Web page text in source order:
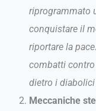
riprogrammato
conquistare il
riportare la
combatti
dietro i diabolici
Meccaniche